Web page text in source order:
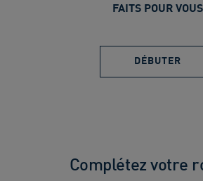
FAITS POUR VOUS
DÉBUTER
Complétez votre